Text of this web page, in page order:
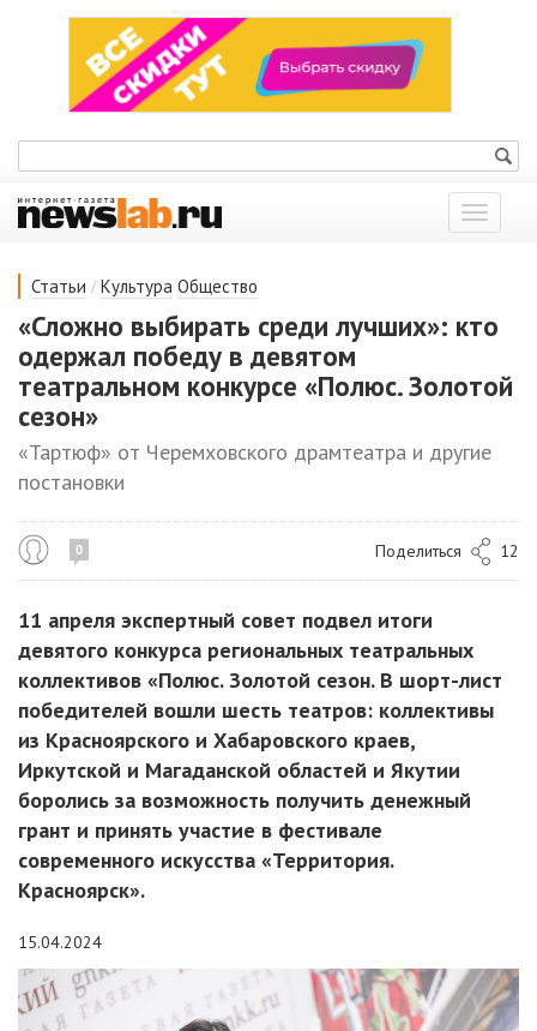
Показать
меню
Статьи / Культура Общество
«Сложно выбирать среди лучших»: кто
одержал победу в девятом
театральном конкурсе «Полюс. Золотой
сезон»
«Тартюф» от Черемховского драмтеатра и другие
постановки
0 Поделиться 12
11 апреля экспертный совет подвел итоги
девятого конкурса региональных театральных
коллективов «Полюс. Золотой сезон. В шорт-лист
победителей вошли шесть театров: коллективы
из Красноярского и Хабаровского краев,
Иркутской и Магаданской областей и Якутии
боролись за возможность получить денежный
грант и принять участие в фестивале
современного искусства «Территория.
Красноярск».
15.04.2024